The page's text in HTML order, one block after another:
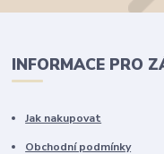
INFORMACE PRO
Jak nakupovat
Obchodní podmínky